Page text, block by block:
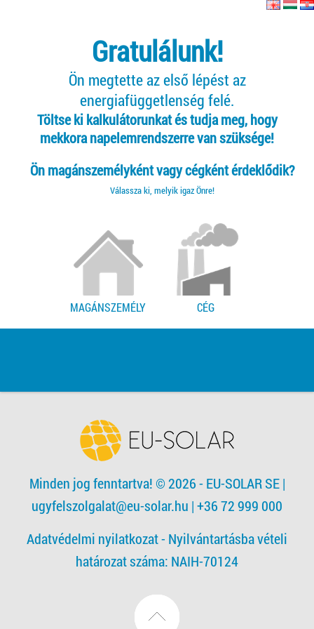
Gratulálunk!
Ön megtette az első lépést az
energiafüggetlenség felé.
Töltse ki kalkulátorunkat és tudja meg, hogy
mekkora napelemrendszerre van szüksége!
Ön magánszemélyként vagy cégként érdeklődik?
Válassza ki, melyik igaz Önre!
MAGÁNSZEMÉLY CÉG
Minden jog fenntartva! © 2026 - EU-SOLAR SE|
ugyfelszolgalat@eu-solar.hu | +36 72 999 000
Adatvédelmi nyilatkozat - Nyilvántartásba vételi
határozat száma: NAIH-70124